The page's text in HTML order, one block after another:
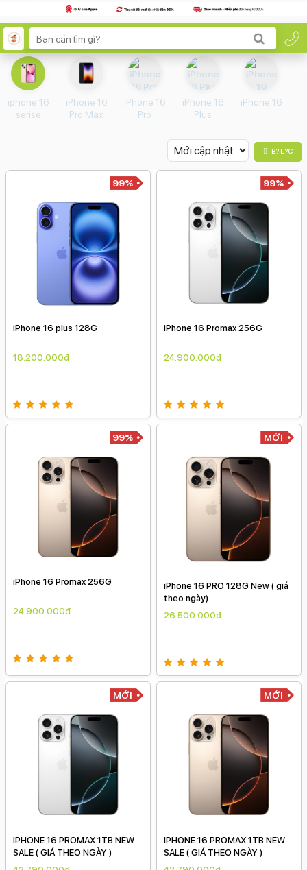
iphone 16
serise
iPhone 16
Pro Max
iPhone 16
Pro
iPhone 16
Plus
iPhone 16
B? L?c
99%
iPhone 16 plus 128G
18.200.000đ
99%
iPhone 16 Promax 256G
24.900.000đ
99%
iPhone 16 Promax 256G
24.900.000đ
MỚI
iPhone 16 PRO 128G New ( giá
theo ngày)
26.500.000đ
MỚI
IPHONE 16 PROMAX 1TB NEW
SALE ( GIÁ THEO NGÀY )
MỚI
IPHONE 16 PROMAX 1TB NEW
SALE ( GIÁ THEO NGÀY )